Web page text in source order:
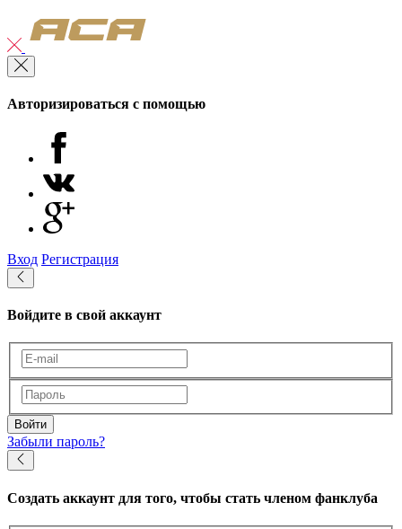
Авторизироваться с помощью
Вход Регистрация
Войдите в свой аккаунт
Войти
Забыли пароль?
Создать аккаунт для того, чтобы стать членом фанклуба